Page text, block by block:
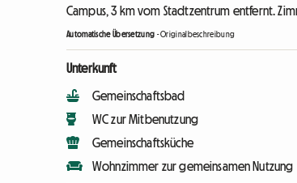
Campus, 3 km vom Stadtzentrum entfernt.
Automatische Übersetzung -Originalbeschreibung
Unterkunft
Gemeinschaftsbad
WC zur Mitbenutzung
Gemeinschaftsküche
Wohnzimmer zur gemeinsamen Nutzung